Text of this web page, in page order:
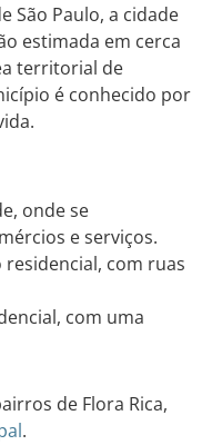
São Paulo, a cidade
estimada em cerca
territorial de
é conhecido por
onde se
e serviços.
com ruas
com uma
de Flora Rica,
.